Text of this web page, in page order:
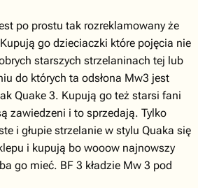
po prostu tak rozreklamowany że
go dzieciaczki które pojęcia nie
starszych strzelaninach tej lub
do których ta odsłona Mw3 jest
Quake 3. Kupują go też starsi fani
zawiedzeni i to sprzedają. Tylko
i głupie strzelanie w stylu Quaka się
i kupują bo wooow najnowszy
go mieć. BF 3 kładzie Mw 3 pod